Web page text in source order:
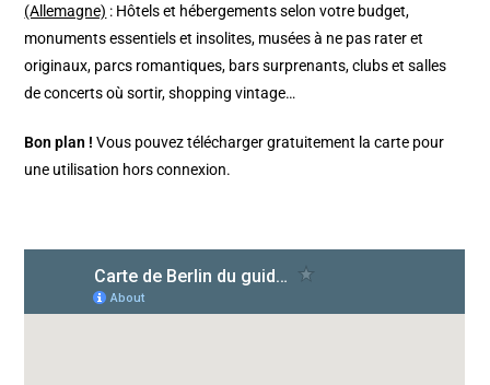
(Allemagne) : Hôtels et hébergements selon votre budget,
monuments essentiels et insolites, musées à ne pas rater et
originaux, parcs romantiques, bars surprenants, clubs et salles
de concerts où sortir, shopping vintage…
Bon plan !Vous pouvez télécharger gratuitement la carte pour
une utilisation hors connexion.